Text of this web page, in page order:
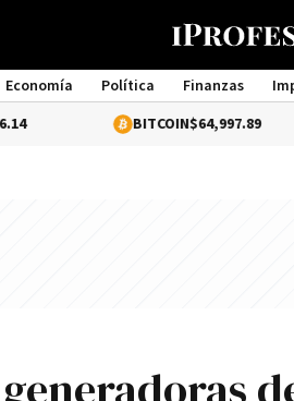
Economía Política Finanzas
BITCOIN$64,997.89